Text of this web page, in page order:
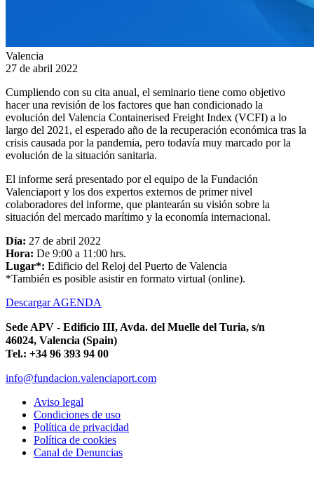
Valencia
27 de abril 2022
Cumpliendo con su cita anual, el seminario tiene como objetivo
hacer una revisión de los factores que han condicionado la
evolución del Valencia Containerised Freight Index (VCFI) a lo
largo del 2021, el esperado año de la recuperación económica tras la
crisis causada por la pandemia, pero todavía muy marcado por la
evolución de la situación sanitaria.
El informe será presentado por el equipo de la Fundación
Valenciaport y los dos expertos externos de primer nivel
colaboradores del informe, que plantearán su visión sobre la
situación del mercado marítimo y la economía internacional.
Día: 27 de abril 2022
Hora: De 9:00 a 11:00 hrs.
Lugar*: Edificio del Reloj del Puerto de Valencia
*También es posible asistir en formato virtual (online).
Descargar AGENDA
Sede APV - Edificio III, Avda. del Muelle del Turia, s/n
46024, Valencia (Spain)
Tel.: +34 96 393 94 00
info@fundacion.valenciaport.com
Aviso legal
Condiciones de uso
Política de privacidad
Política de cookies
Canal de Denuncias